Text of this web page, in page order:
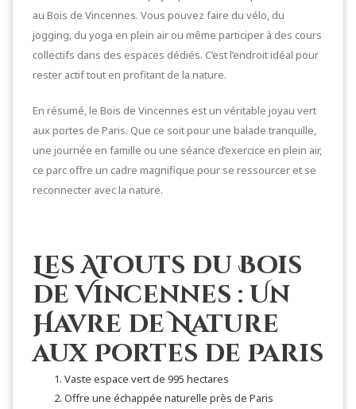
au Bois de Vincennes. Vous pouvez faire du vélo, du
jogging, du yoga en plein air ou même participer à des cours
collectifs dans des espaces dédiés. C’est l’endroit idéal pour
rester actif tout en profitant de la nature.
En résumé, le Bois de Vincennes est un véritable joyau vert
aux portes de Paris. Que ce soit pour une balade tranquille,
une journée en famille ou une séance d’exercice en plein air,
ce parc offre un cadre magnifique pour se ressourcer et se
reconnecter avec la nature.
Les Atouts du Bois
de Vincennes : Un
Havre de Nature
aux Portes de Paris
Vaste espace vert de 995 hectares
Offre une échappée naturelle près de Paris